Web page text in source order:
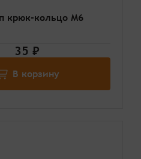
крюк-кольцо М6
35 ₽
В корзину